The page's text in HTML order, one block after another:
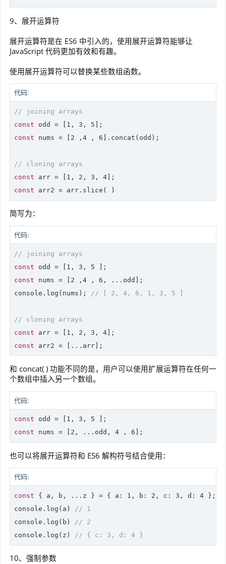
9、展开运算符
展开运算符是在 ES6 中引入的，使用展开运算符能够让
JavaScript 代码更加有效和有趣。
使用展开运算符可以替换某些数组函数。
代码:
// joining arrays
const odd = [ 1 , 3 , 5
const nums = [ 2 , 4 , 6 ].concat(odd);
// cloning arrays
const arr = [ 1 , 2 , 3 , 4
const
简写为：
代码:
// joining arrays
const odd = [ 1 , 3 , 5
const nums = [ 2 , 4 , 6 , ...odd];
console. log (nums); // [ 2, 4, 6, 1, 3, 5 ]
// cloning arrays
const arr = [ 1 , 2 , 3 , 4
const
和 concat( ) 功能不同的是，用户可以使用扩展运算符在任何一
个数组中插入另一个数组。
代码:
const odd = [ 1 , 3 , 5
const nums = [ 2 , ...odd, 4 , 6
也可以将展开运算符和 ES6 解构符号结合使用：
代码:
const { a, b, ...z } = { a: 1 , b: 2 , c: 3 , d: 4 };
console. log (a)
// 1
console. log (b)
// 2
console. log (z) // { c: 3, d: 4 }
10、强制参数